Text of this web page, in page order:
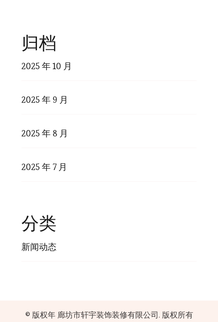
归档
2025 年 10 月
2025 年 9 月
2025 年 8 月
2025 年 7 月
分类
新闻动态
© 版权年 廊坊市轩宇装饰装修有限公司. 版权所有